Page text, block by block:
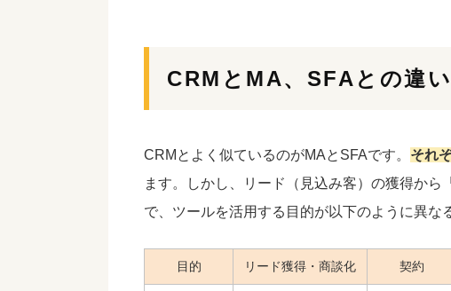
CRMとMA、SFAとの違
CRMとよく似ているのがMAとSFAです。 それ
ます。しかし、リード（見込み客）の獲得か
で、ツールを活用する目的が以下のように異な
目的 リード獲得・商談化 契約